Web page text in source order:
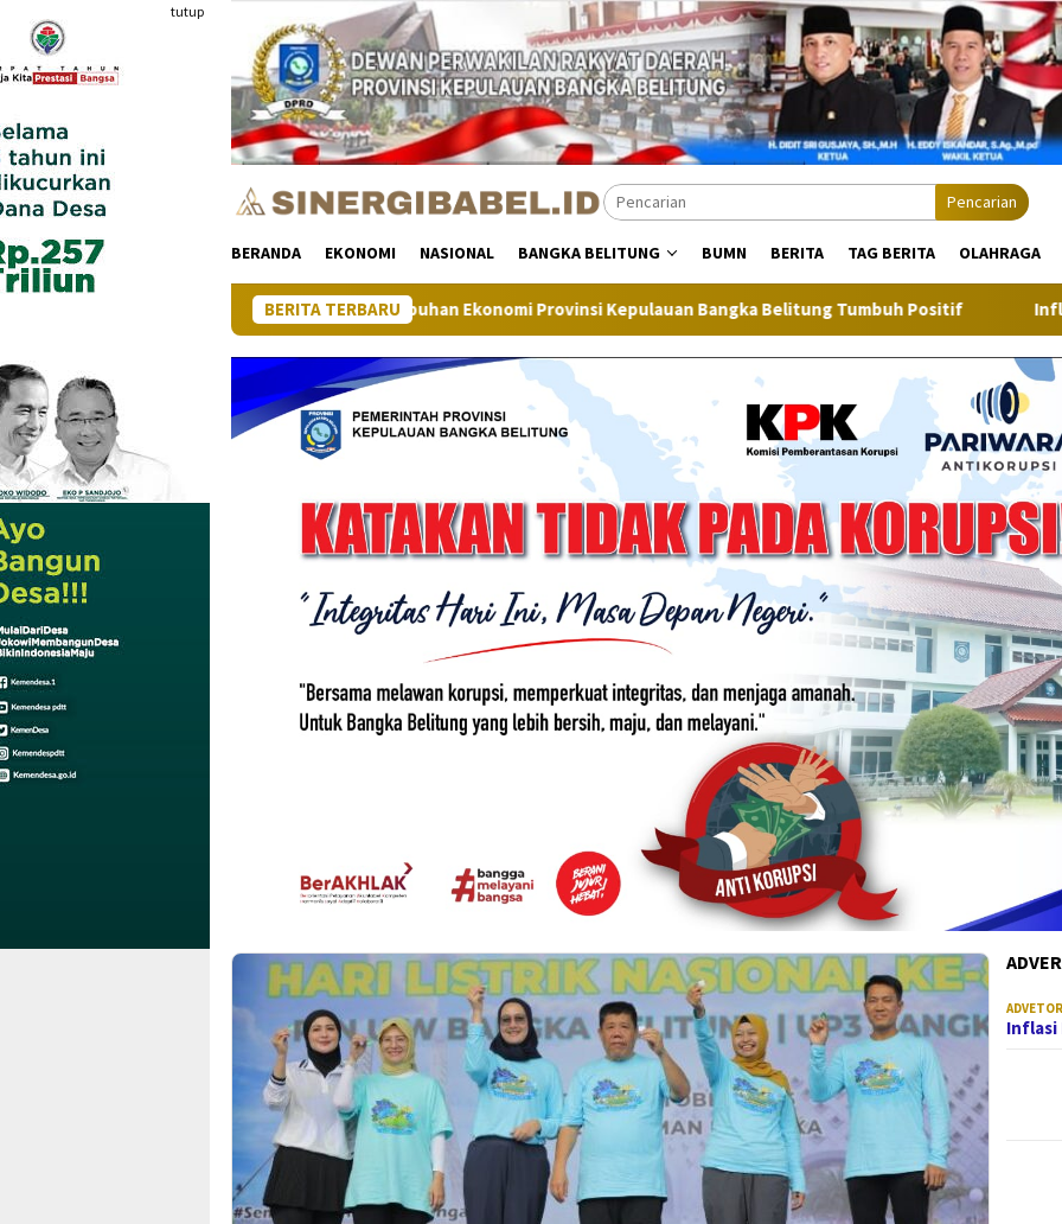
konten
tutup
Pencarian
BERANDA EKONOMI NASIONAL BANGKA BELITUNG BUMN BERITA TAG BERITA OLAHRAGA
BERITA TERBARU
Pertumbuhan Ekonomi Provinsi Kepulauan Bangka Belitung Tumbuh Positif Inflasi Bangka Belitung di
Inflasi